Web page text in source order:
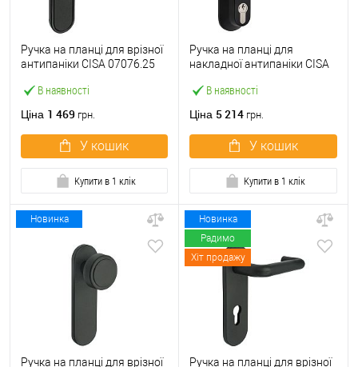
В наявності
Ручка на планці для врізної
антипаніки CISA 07076.25
Ціна 1 469 грн.
У кошик
Купити в 1 клік
В наявності
Ручка на планці для
накладної антипаніки CISA
чорна
Ціна 5 214 грн.
У кошик
Купити в 1 клік
Новинка
Ручка на планці для врізної
Новинка
Радимо
Хіт продажу
Ручка на планці для врізної